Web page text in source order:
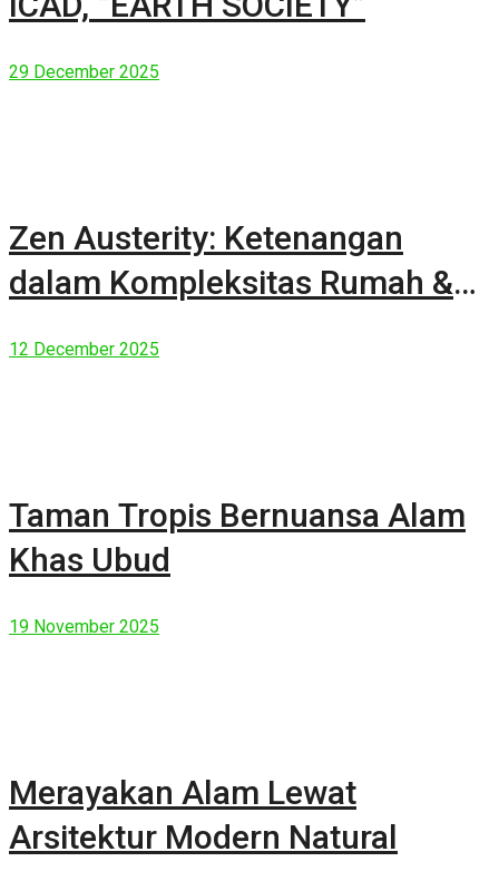
29 December 2025
Zen Austerity: Ketenangan
dalam Kompleksitas Rumah &
12 December 2025
Taman Tropis Bernuansa Alam
Khas Ubud
19 November 2025
Merayakan Alam Lewat
Arsitektur Modern Natural